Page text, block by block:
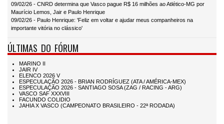
09/02/26 - CNRD determina que Vasco pague R$ 16 milhões ao Atlético-MG por
Maurício Lemos, Jair e Paulo Henrique
09/02/26 - Paulo Henrique: 'Feliz em voltar e ajudar meus companheiros na
importante vitória no clássico'
ÚLTIMAS DO FÓRUM